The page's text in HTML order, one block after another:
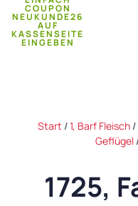
COUPON
NEUKUNDE26
AUF
KASSENSEITE
EINGEBEN
Start /1, Barf Fleisch/
Geflügel
1725,